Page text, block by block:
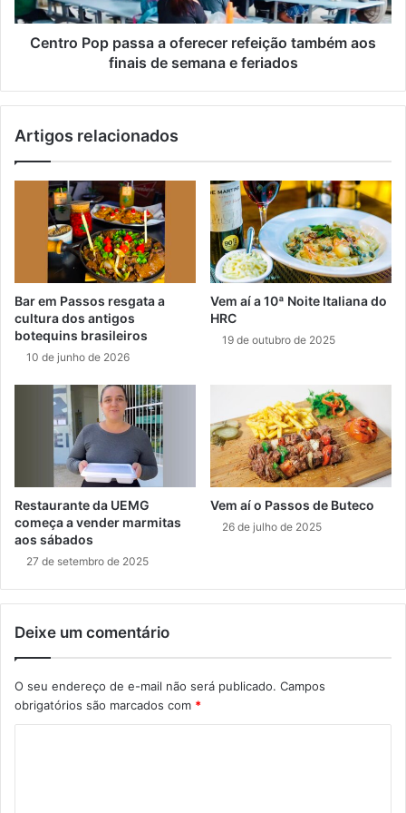
Centro Pop passa a oferecer refeição também aos
finais de semana e feriados
Artigos relacionados
Bar em Passos resgata a
cultura dos antigos
botequins brasileiros
10 de junho de 2026
Vem aí a 10ª Noite Italiana do
HRC
19 de outubro de 2025
Restaurante da UEMG
começa a vender marmitas
aos sábados
27 de setembro de 2025
Vem aí o Passos de Buteco
26 de julho de 2025
Deixe um comentário
O seu endereço de e-mail não será publicado. Campos
obrigatórios são marcados com *